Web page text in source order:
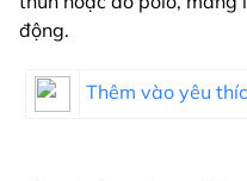
động.
Thêm vào yêu